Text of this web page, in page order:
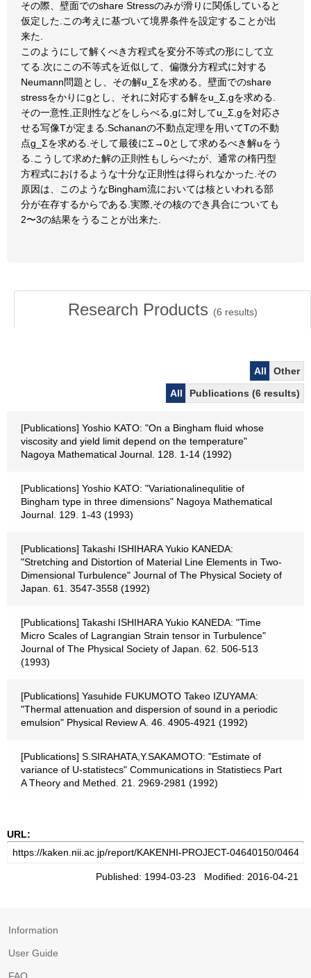
その際、壁面でのshare Stressのみが滑りに関係していると
仮定した.この考えに基づいて境界条件を設定することが出
来た.
このようにして解くべき方程式を変分不等式の形にして立
てる.次にこの不等式を近似して、偏微分方程式に対する
Neumann問題とし、その解u_Σを求める。壁面でのshare
stressをかりにgとし、それに対応する解をu_Σ,gを求める.
その一意性,正則性などをしらべる,gに対してu_Σ,gを対応さ
せる写像Tが定まる.Schananの不動点定理を用いてTの不動
点g_Σを求める.そして最後にΣ→0として求めるべき解uをう
る.こうして求めた解の正則性もしらべたが、通常の楕円型
方程式におけるような十分な正則性は得られなかった.その
原因は、このようなBingham流においては核といわれる部
分が在存するからである.実際,その核のでき具合についても
2〜3の結果をうることが出来た.
Research Products (6 results)
All
Other
All
Publications (6 results)
[Publications] Yoshio KATO: "On a Bingham fluid whose
viscosity and yield limit depend on the temperature"
Nagoya Mathematical Journal. 128. 1-14 (1992)
[Publications] Yoshio KATO: "Variationalinequlitie of
Bingham type in three dimensions" Nagoya Mathematical
Journal. 129. 1-43 (1993)
[Publications] Takashi ISHIHARA Yukio KANEDA:
"Stretching and Distortion of Material Line Elements in Two-
Dimensional Turbulence" Journal of The Physical Society of
Japan. 61. 3547-3558 (1992)
[Publications] Takashi ISHIHARA Yukio KANEDA: "Time
Micro Scales of Lagrangian Strain tensor in Turbulence"
Journal of The Physical Society of Japan. 62. 506-513
(1993)
[Publications] Yasuhide FUKUMOTO Takeo IZUYAMA:
"Thermal attenuation and dispersion of sound in a periodic
emulsion" Physical Review A. 46. 4905-4921 (1992)
[Publications] S.SIRAHATA,Y.SAKAMOTO: "Estimate of
variance of U-statistecs" Communications in Statistiecs Part
A Theory and Methed. 21. 2969-2981 (1992)
URL:
Published: 1994-03-23 Modified: 2016-04-21
Information
User Guide